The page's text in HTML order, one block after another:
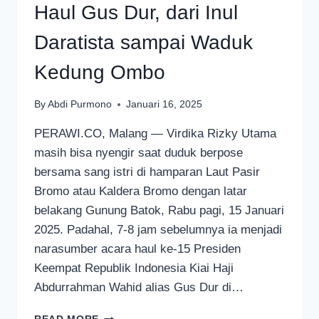
Haul Gus Dur, dari Inul
Daratista sampai Waduk
Kedung Ombo
By Abdi Purmono Januari 16, 2025
PERAWI.CO, Malang — Virdika Rizky Utama
masih bisa nyengir saat duduk berpose
bersama sang istri di hamparan Laut Pasir
Bromo atau Kaldera Bromo dengan latar
belakang Gunung Batok, Rabu pagi, 15 Januari
2025. Padahal, 7-8 jam sebelumnya ia menjadi
narasumber acara haul ke-15 Presiden
Keempat Republik Indonesia Kiai Haji
Abdurrahman Wahid alias Gus Dur di…
HAUL